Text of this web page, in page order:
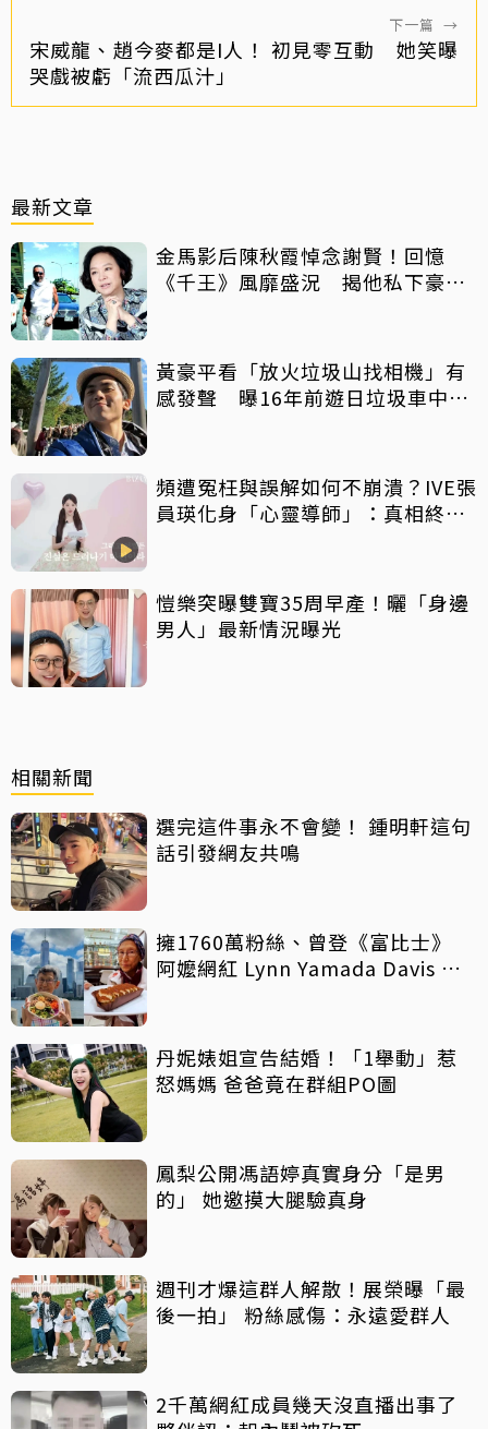
下一篇 →
宋威龍、趙今麥都是I人！ 初見零互動 她笑曝
哭戲被虧「流西瓜汁」
最新文章
金馬影后陳秋霞悼念謝賢！回憶
《千王》風靡盛況 揭他私下豪爽
黃豪平看「放火垃圾山找相機」有
感發聲 曝16年前遊日垃圾車中含
頻遭冤枉與誤解如何不崩潰？IVE張
員瑛化身「心靈導師」：真相終會
愷樂突曝雙寶35周早產！曬「身邊
男人」最新情況曝光
相關新聞
選完這件事永不會變！ 鍾明軒這句
話引發網友共鳴
擁1760萬粉絲、曾登《富比士》
阿嬤網紅 Lynn Yamada Davis 驚
丹妮婊姐宣告結婚！「1舉動」惹
怒媽媽 爸爸竟在群組PO圖
鳳梨公開馮語婷真實身分「是男
的」 她邀摸大腿驗真身
週刊才爆這群人解散！展榮曝「最
後一拍」 粉絲感傷：永遠愛群人
2千萬網紅成員幾天沒直播出事了